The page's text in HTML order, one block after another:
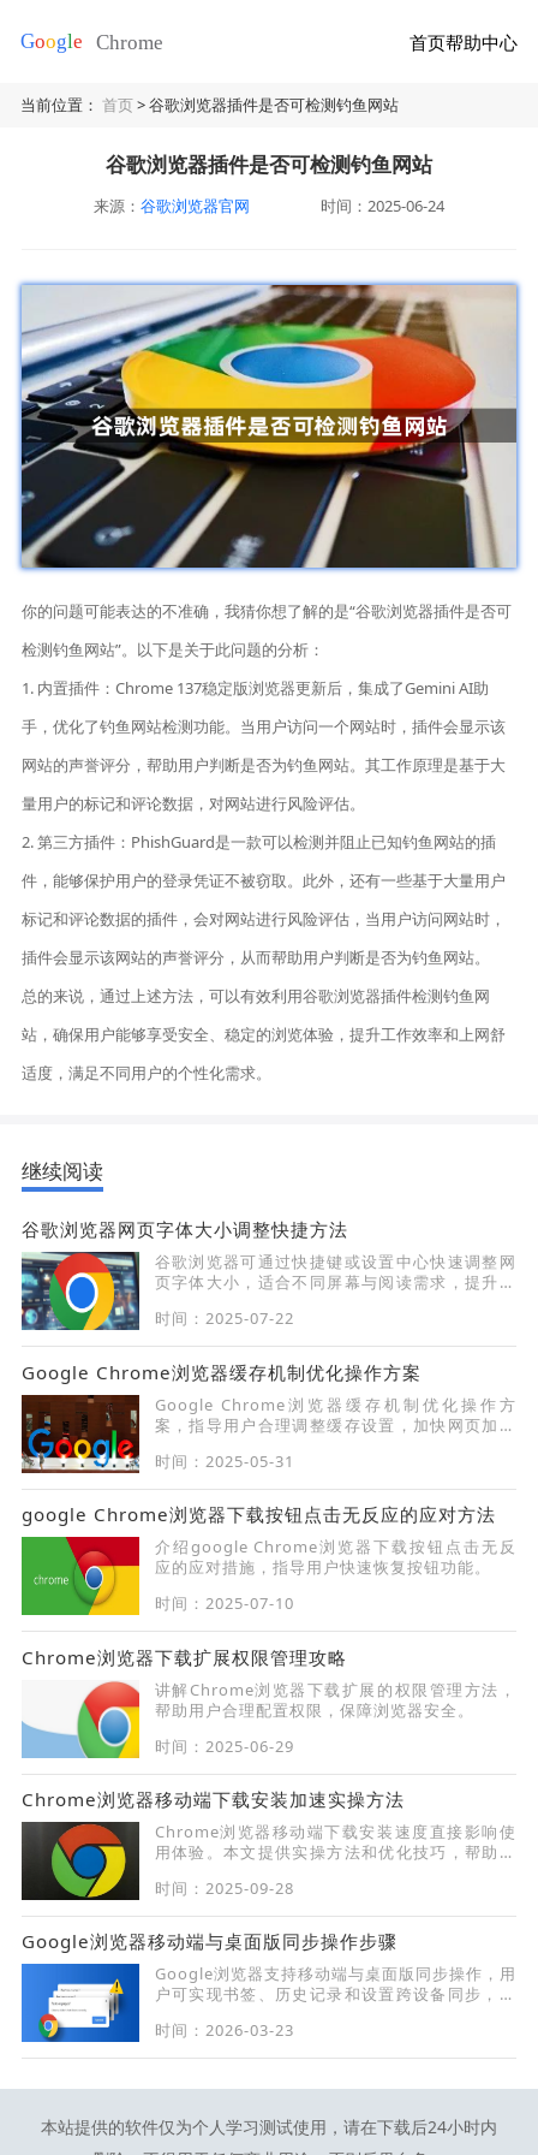
首页帮助中心
当前位置：首页> 谷歌浏览器插件是否可检测钓鱼网站
谷歌浏览器插件是否可检测钓鱼网站
来源： 谷歌浏览器官网 时间：2025-06-24
你的问题可能表达的不准确，我猜你想了解的是“谷歌浏览器插件是否可
检测钓鱼网站”。以下是关于此问题的分析：
1. 内置插件：Chrome 137稳定版浏览器更新后，集成了Gemini AI助
手，优化了钓鱼网站检测功能。当用户访问一个网站时，插件会显示该
网站的声誉评分，帮助用户判断是否为钓鱼网站。其工作原理是基于大
量用户的标记和评论数据，对网站进行风险评估。
2. 第三方插件：PhishGuard是一款可以检测并阻止已知钓鱼网站的插
件，能够保护用户的登录凭证不被窃取。此外，还有一些基于大量用户
标记和评论数据的插件，会对网站进行风险评估，当用户访问网站时，
插件会显示该网站的声誉评分，从而帮助用户判断是否为钓鱼网站。
总的来说，通过上述方法，可以有效利用谷歌浏览器插件检测钓鱼网
站，确保用户能够享受安全、稳定的浏览体验，提升工作效率和上网舒
适度，满足不同用户的个性化需求。
继续阅读
谷歌浏览器网页字体大小调整快捷方法
谷歌浏览器可通过快捷键或设置中心快速调整网
页字体大小，适合不同屏幕与阅读需求，提升视
时间：2025-07-22
Google Chrome浏览器缓存机制优化操作方案
Google Chrome浏览器缓存机制优化操作方
案，指导用户合理调整缓存设置，加快网页加载
时间：2025-05-31
google Chrome浏览器下载按钮点击无反应的应对方法
介绍google Chrome浏览器下载按钮点击无反
应的应对措施，指导用户快速恢复按钮功能。
时间：2025-07-10
Chrome浏览器下载扩展权限管理攻略
讲解Chrome浏览器下载扩展的权限管理方法，
帮助用户合理配置权限，保障浏览器安全。
时间：2025-06-29
Chrome浏览器移动端下载安装加速实操方法
Chrome浏览器移动端下载安装速度直接影响使
用体验。本文提供实操方法和优化技巧，帮助用
时间：2025-09-28
Google浏览器移动端与桌面版同步操作步骤
Google浏览器支持移动端与桌面版同步操作，用
户可实现书签、历史记录和设置跨设备同步，提
时间：2026-03-23
本站提供的软件仅为个人学习测试使用，请在下载后24小时内